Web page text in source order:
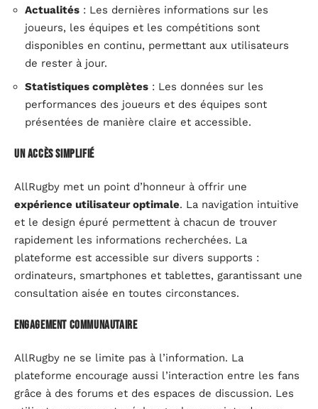
Actualités : Les dernières informations sur les
joueurs, les équipes et les compétitions sont
disponibles en continu, permettant aux utilisateurs
de rester à jour.
Statistiques complètes : Les données sur les
performances des joueurs et des équipes sont
présentées de manière claire et accessible.
Un accès simplifié
AllRugby met un point d’honneur à offrir une
expérience utilisateur optimale. La navigation intuitive
et le design épuré permettent à chacun de trouver
rapidement les informations recherchées. La
plateforme est accessible sur divers supports :
ordinateurs, smartphones et tablettes, garantissant une
consultation aisée en toutes circonstances.
Engagement communautaire
AllRugby ne se limite pas à l’information. La
plateforme encourage aussi l’interaction entre les fans
grâce à des forums et des espaces de discussion. Les